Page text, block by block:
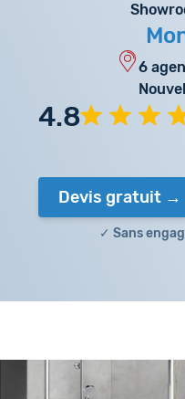
6
4.8
Devis gratuit
✓ Sans